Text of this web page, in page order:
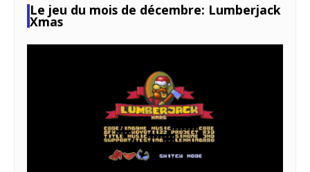
Le jeu du mois de décembre: Lumberjack
Xmas